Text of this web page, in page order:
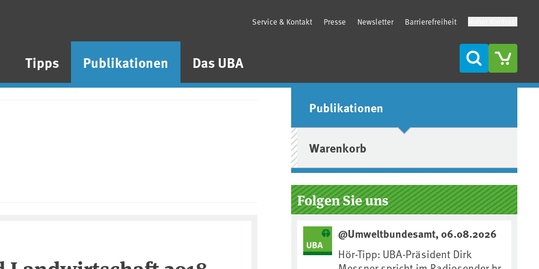
Tipps Publikationen Das UBA
Service & Kontakt Presse Newsletter Barrierefreiheit
Suche
Seitenleiste
Publikationen
Warenkorb
Folgen Sie uns
@Umweltbundesamt, 06.08.2026
Hör-Tipp: UBA-Präsident Dirk